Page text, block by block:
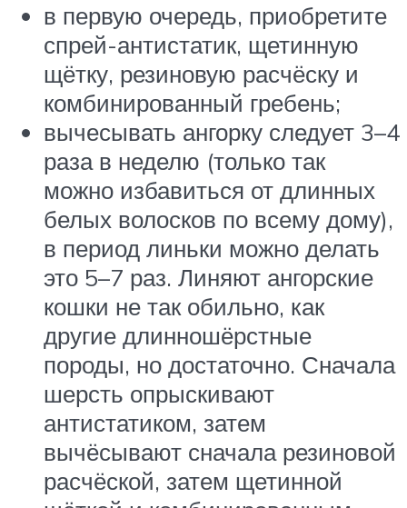
в первую очередь, приобретите
спрей-антистатик, щетинную
щётку, резиновую расчёску и
комбинированный гребень;
вычесывать ангорку следует 3–4
раза в неделю (только так
можно избавиться от длинных
белых волосков по всему дому),
в период линьки можно делать
это 5–7 раз. Линяют ангорские
кошки не так обильно, как
другие длинношёрстные
породы, но достаточно. Сначала
шерсть опрыскивают
антистатиком, затем
вычёсывают сначала резиновой
расчёской, затем щетинной